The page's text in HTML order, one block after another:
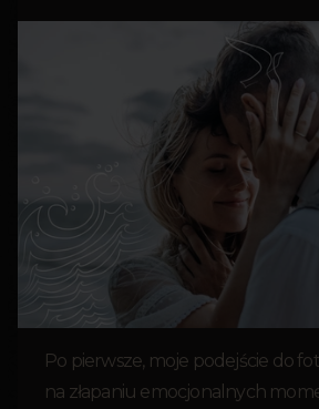
Po pierwsze, moje podejście do
na złapaniu emocjonalnych